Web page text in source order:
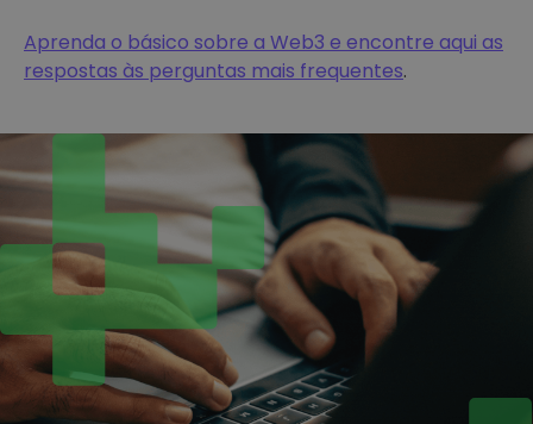
Aprenda o básico sobre a Web3 e encontre aqui as
respostas às perguntas mais frequentes.